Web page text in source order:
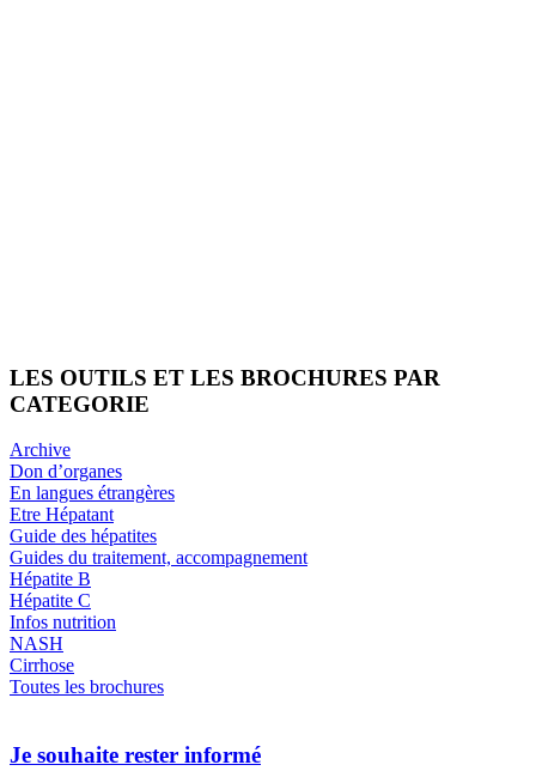
LES OUTILS ET LES BROCHURES PAR
CATEGORIE
Archive
Don d’organes
En langues étrangères
Etre Hépatant
Guide des hépatites
Guides du traitement, accompagnement
Hépatite B
Hépatite C
Infos nutrition
NASH
Cirrhose
Toutes les brochures
Je souhaite rester informé